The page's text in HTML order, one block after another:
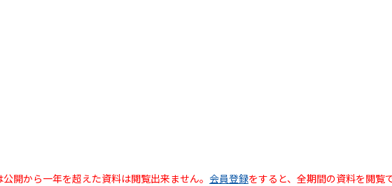
開から一年を超えた資料は閲覧出来ません。 会員登録をすると、全期間の資料を閲覧